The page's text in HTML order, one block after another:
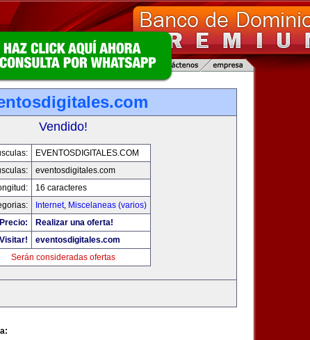
Vendido!
EVENTOSDIGITALES.COM
eventosdigitales.com
16 caracteres
Internet, Miscelaneas (varios)
Precio:
Realizar una oferta!
Visitar!
eventosdigitales.com
Serán consideradas ofertas